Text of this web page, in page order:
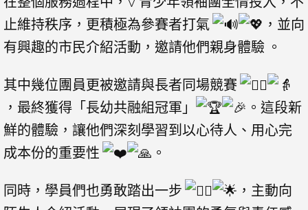
止維持秩序，更積極為參賽者打氣
，並向
有興趣的市民介紹活動，邀請他們親身體驗 。
其中幾位團員更被邀請與長者同場競賽
，最終獲得「長幼共融組冠軍」
。這段新
鮮的體驗，讓他們深刻學習到以心待人、用心完
成本份的重要性
。
同時，學員們也勇敢踏出一步
，主動向